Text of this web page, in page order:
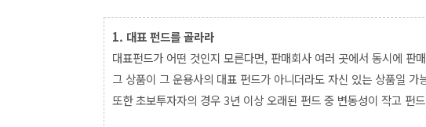
1. 대표 펀드를 골라라
대표펀드가 어떤 것인지 모른다면, 판매회사 여러 곳에서 동시에 판
그 상품이 그 운용사의 대표 펀드가 아니더라도 자신 있는 상품일 가
또한 초보투자자의 경우 3년 이상 오래된 펀드 중 변동성이 작고 펀